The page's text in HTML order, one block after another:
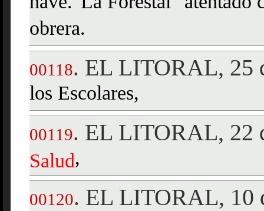
obrera.
00118. EL LITORAL, 25
los Escolares,
00119. EL LITORAL, 22
Salud,
00120. EL LITORAL, 10